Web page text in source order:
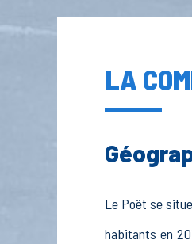
LA
Le Poët se
habitants en